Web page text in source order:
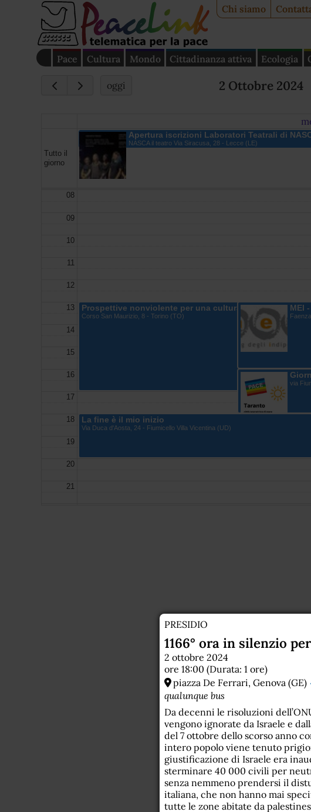
Chi siamo
Pace Cultura Mondo Cittadinanza attiva Ecologia
oggi 2 Ottobre 2024
Tutto il
giorno
Apertura iscrizioni Laboratori Teatrali di
NASCA il teatro Via Siracusa, 28 - Lecce (LE)
08
09
10
11
12
13
14
15
16
17
18
19
20
21
Prospettive nonviolente per una cultura di pace
Corso San Maurizio, 8 - Torino (TO)
MEI
via
La fine è il mio inizio
Via Duca d'Aosta, 24 - Fiumicello Villa Vicentina (UD)
PRESIDIO
1166° ora in silenzio
2 ottobre 2024
ore 18:00 (Durata: 1 ore)
piazza De Ferrari, Genova (GE)
qualunque bus
Da decenni le risoluzioni
vengono ignorate da Israele e
del 7 ottobre dello scorso anno
intero popolo viene tenuto
giustificazione di Israele era
sterminare 40 000 civili per
senza nemmeno prendersi il
italiana, che non hanno mai
tutte le zone abitate da